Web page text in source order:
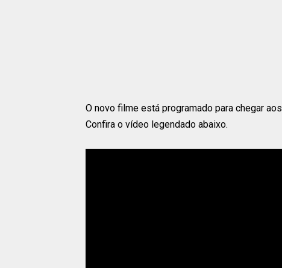
O novo filme está programado para chegar aos
Confira o vídeo legendado abaixo.